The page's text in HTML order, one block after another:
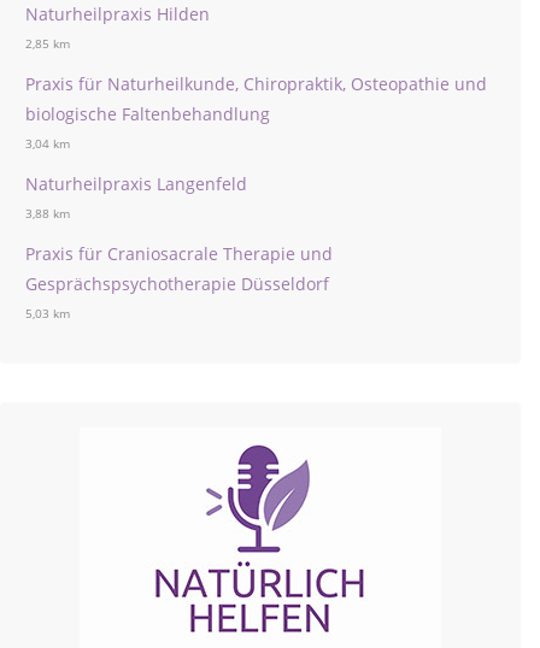
Naturheilpraxis Hilden
2,85 km
Praxis für Naturheilkunde, Chiropraktik, Osteopathie und
biologische Faltenbehandlung
3,04 km
Naturheilpraxis Langenfeld
3,88 km
Praxis für Craniosacrale Therapie und
Gesprächspsychotherapie Düsseldorf
5,03 km